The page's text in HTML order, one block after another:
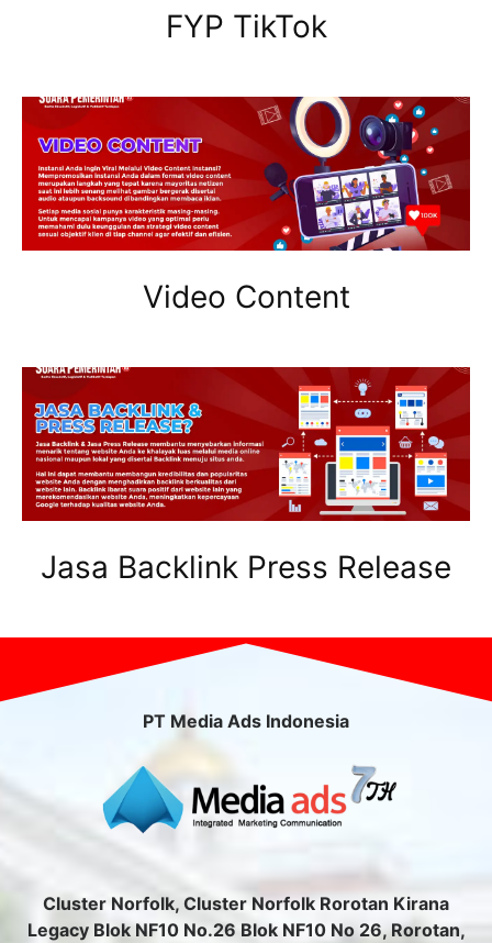
FYP TikTok
Video Content
Jasa Backlink Press Release
PT Media Ads Indonesia
Cluster Norfolk, Cluster Norfolk Rorotan Kirana
Legacy Blok NF10 No.26 Blok NF10 No 26, Rorotan,